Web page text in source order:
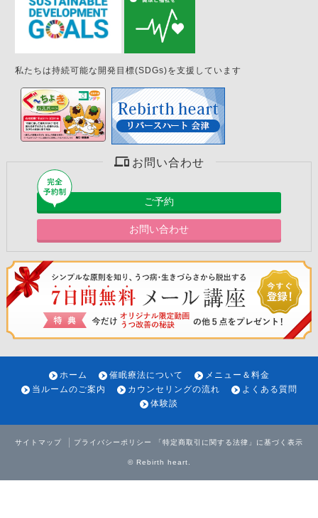
私たちは持続可能な開発目標(SDGs)を支援しています
お問い合わせ
ご予約
お問い合わせ
ホーム 催眠療法について
メニュー＆料金
当ルームのご案内
カウンセリングの流れ
よくある質問
体験談
サイトマップ プライバシーポリシー 「特定商取引に関する法律」に基づく表示
© Rebirth heart